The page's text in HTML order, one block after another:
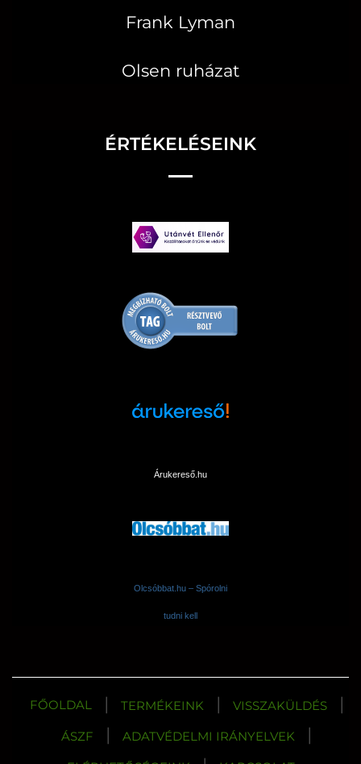
Frank Lyman
Olsen ruházat
ÉRTÉKELÉSEINK
Árukereső.hu
Olcsóbbat.hu – Spórolni
tudni kell
FŐOLDAL | TERMÉKEINK | VISSZAKÜLDÉS |
ÁSZF | ADATVÉDELMI IRÁNYELVEK |